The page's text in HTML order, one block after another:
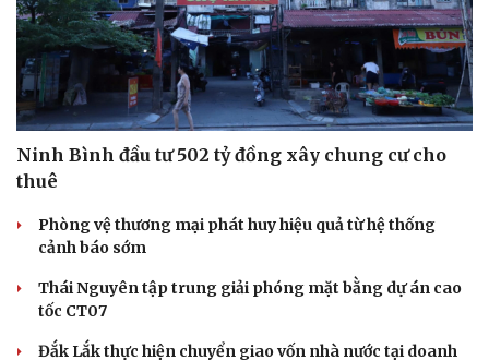
Văn hóa
Ninh Bình đầu tư 502 tỷ đồng xây chung cư cho
thuê
cảnh báo sớm
tốc CT07